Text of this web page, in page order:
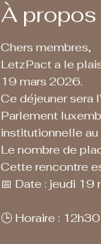
À propos
Chers membres,
LetzPact a le
19 mars 2026.
Ce déjeuner sera
Parlement
institutionnelle au
Le nombre de
Cette rencontre
📅 Date : jeudi 19
🕒 Horaire :